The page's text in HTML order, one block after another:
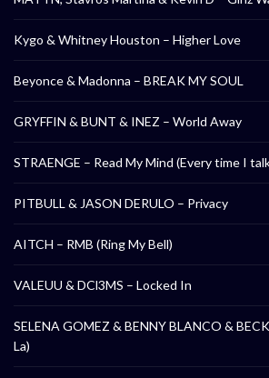
Kygo & Whitney Houston – Higher Love
Beyonce & Madonna – BREAK MY SOUL
GRYFFIN & BUNT & INEZ – World Away
STRAENGE – Read My Mind (Every time I
PITBULL & JASON DERULO – Privacy
AITCH – RMB (Ring My Bell)
VALEUU & DCl3MS – Locked In
SELENA GOMEZ & BENNY BLANCO &
La)